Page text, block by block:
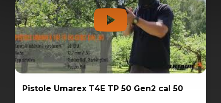
Pistole Umarex T4E TP 50 Gen2 cal 50